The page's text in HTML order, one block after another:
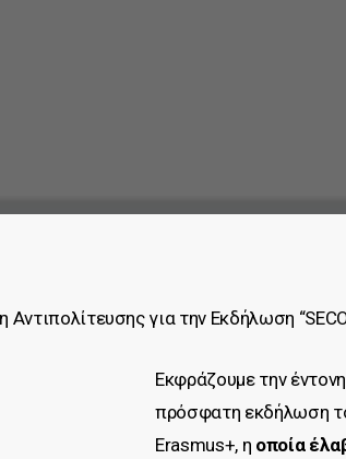
για την Εκδήλωση
Εκφράζουμε την
πρόσφατη εκδήλωση
Erasmus+, η οποία